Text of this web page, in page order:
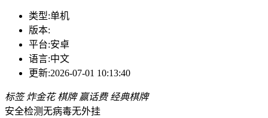
类型:单机
版本:
平台:安卓
语言:中文
更新:2026-07-01 10:13:40
标签 炸金花 棋牌 赢话费 经典棋牌
安全检测无病毒无外挂